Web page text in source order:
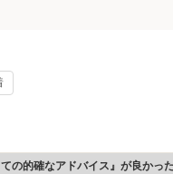
ての的確なアドバイス』が良かった